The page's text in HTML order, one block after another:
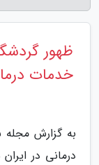
ظهور
خدمات
به گزارش مجله
درمانی در